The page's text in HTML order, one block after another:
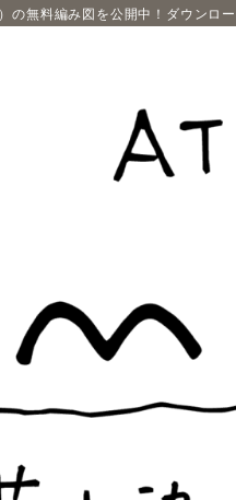
の無料編み図を公開中！ダウンロ